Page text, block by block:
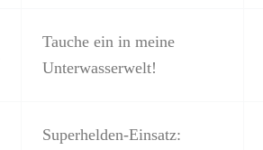
Tauche ein in meine
Unterwasserwelt!
Superhelden-Einsatz: